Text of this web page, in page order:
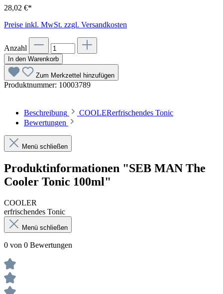
28,02 €*
Preise inkl. MwSt. zzgl. Versandkosten
Anzahl
In den Warenkorb
Zum Merkzettel hinzufügen
Produktnummer: 10003789
Beschreibung
COOLERerfrischendes Tonic
Bewertungen
Menü schließen
Produktinformationen "SEB MAN The
Cooler Tonic 100ml"
COOLER
erfrischendes Tonic
Menü schließen
0 von 0 Bewertungen